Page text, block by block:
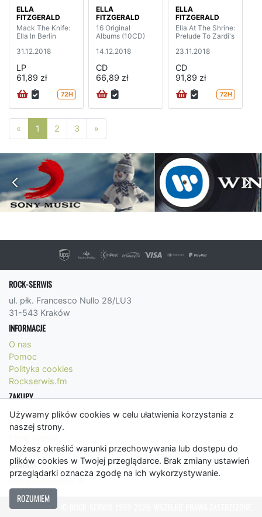
Używamy plików cookies w celu ułatwienia korzystania z
naszej strony.
Możesz określić warunki przechowywania lub dostępu do
plików cookies w Twojej przeglądarce. Brak zmiany ustawień
przeglądarki oznacza zgodę na ich wykorzystywanie.
ROZUMIEM
ELLA
FITZGERALD
Mack The Knife:
Ella In Berlin
31.12.2018
LP
61,89 zł
72H
ELLA
FITZGERALD
16 Original
Albums (10CD)
14.12.2018
CD
66,89 zł
ELLA
FITZGERALD
Ella At The Shrine:
Prelude To Zardi's
23.11.2018
CD
91,89 zł
72H
« Poprzednia strona
1 2 3 »
ROCK-SERWIS
ul. płk. Francesco Nullo 28/LU3
31-543 Kraków
INFORMACJE
O nas
Pomoc
Polityka cookies
Rockserwis.fm
ZAKUPY
Formy płatności
Koszty wysyłki
Regulamin
KONTAKT
bok@rockserwis.pl